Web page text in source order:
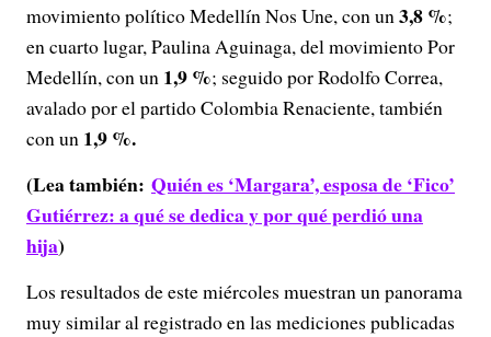
movimiento político Medellín Nos Une, con un3,8 %;
en cuarto lugar, Paulina Aguinaga, del movimiento Por
Medellín, con un 1,9 %; seguido por Rodolfo Correa,
avalado por el partido Colombia Renaciente, también
con un 1,9 %.
(Lea también: Quién es ‘Margara’, esposa de ‘Fico’
Gutiérrez: a qué se dedica y por qué perdió una
hija)
Los resultados de este miércoles muestran un panorama
muy similar al registrado en las mediciones publicadas